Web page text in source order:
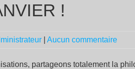
!
Aucun commentaire
partageons totalement la